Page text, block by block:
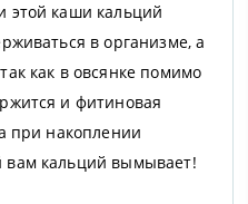
этой каши кальций
в организме, а
как в овсянке помимо
и фитиновая
при накоплении
вам кальций вымывает!